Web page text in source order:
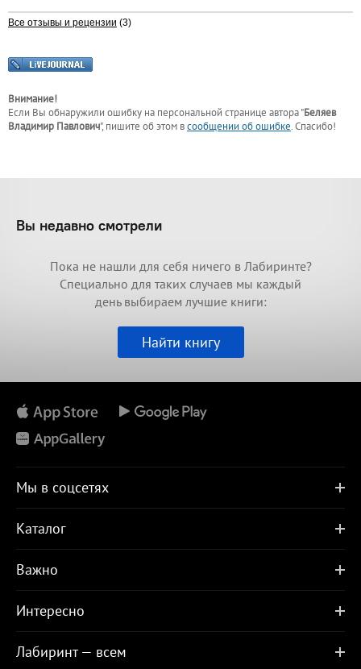
Все отзывы и рецензии (3)
Внимание!
Если Вы обнаружили ошибку на персональной странице автора "Беляев
Владимир Павлович", пишите об этом всообщении об ошибке. Спасибо!
Вы недавно смотрели
Пока не нашли для себя ничего в Лабиринте?
Специально для таких случаев мы каждый
день выбираем лучшие книги:
Найти книгу
Мы в соцсетях
Каталог
Важно
Интересно
Лабиринт — всем